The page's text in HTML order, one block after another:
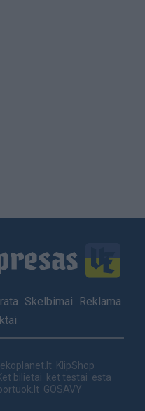
Skelbimai
Reklama
ekoplanet.lt KlipShop
bilietai ket testai esta
GOSAVY